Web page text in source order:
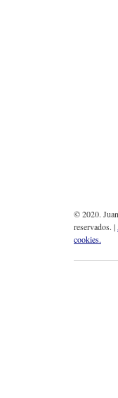
© 2020.
reservados. |
cookies.